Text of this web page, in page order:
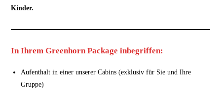
Kinder.
In Ihrem Greenhorn Package inbegriffen:
Aufenthalt in einer unserer Cabins (exklusiv für Sie und Ihre
Gruppe)